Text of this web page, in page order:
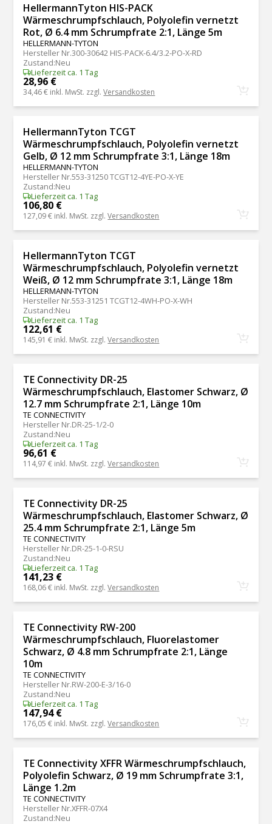
HellermannTyton HIS-PACK
Wärmeschrumpfschlauch, Polyolefin vernetzt
Rot, Ø 6.4 mm Schrumpfrate 2:1, Länge 5m
HELLERMANN-TYTON
Hersteller Nr.300-30642 HIS-PACK-6.4/3.2-PO-X-RD
Zustand:Neu
Lieferzeit ca. 1 Tag
28,96 €
34,46 € inkl. MwSt. zzgl.Versandkosten
HellermannTyton TCGT
Wärmeschrumpfschlauch, Polyolefin vernetzt
Gelb, Ø 12 mm Schrumpfrate 3:1, Länge 18m
HELLERMANN-TYTON
Hersteller Nr.553-31250 TCGT12-4YE-PO-X-YE
Zustand:Neu
Lieferzeit ca. 1 Tag
106,80 €
127,09 € inkl. MwSt. zzgl.Versandkosten
HellermannTyton TCGT
Wärmeschrumpfschlauch, Polyolefin vernetzt
Weiß, Ø 12 mm Schrumpfrate 3:1, Länge 18m
HELLERMANN-TYTON
Hersteller Nr.553-31251 TCGT12-4WH-PO-X-WH
Zustand:Neu
Lieferzeit ca. 1 Tag
122,61 €
145,91 € inkl. MwSt. zzgl.Versandkosten
TE Connectivity DR-25
Wärmeschrumpfschlauch, Elastomer Schwarz, Ø
12.7 mm Schrumpfrate 2:1, Länge 10m
TE CONNECTIVITY
Hersteller Nr.DR-25-1/2-0
Zustand:Neu
Lieferzeit ca. 1 Tag
96,61 €
114,97 € inkl. MwSt. zzgl.Versandkosten
TE Connectivity DR-25
Wärmeschrumpfschlauch, Elastomer Schwarz, Ø
25.4 mm Schrumpfrate 2:1, Länge 5m
TE CONNECTIVITY
Hersteller Nr.DR-25-1-0-RSU
Zustand:Neu
Lieferzeit ca. 1 Tag
141,23 €
168,06 € inkl. MwSt. zzgl.Versandkosten
TE Connectivity RW-200
Wärmeschrumpfschlauch, Fluorelastomer
Schwarz, Ø 4.8 mm Schrumpfrate 2:1, Länge
10m
TE CONNECTIVITY
Hersteller Nr.RW-200-E-3/16-0
Zustand:Neu
Lieferzeit ca. 1 Tag
147,94 €
176,05 € inkl. MwSt. zzgl.Versandkosten
TE Connectivity XFFR Wärmeschrumpfschlauch,
Polyolefin Schwarz, Ø 19 mm Schrumpfrate 3:1,
Länge 1.2m
TE CONNECTIVITY
Hersteller Nr.XFFR-07X4
Zustand:Neu